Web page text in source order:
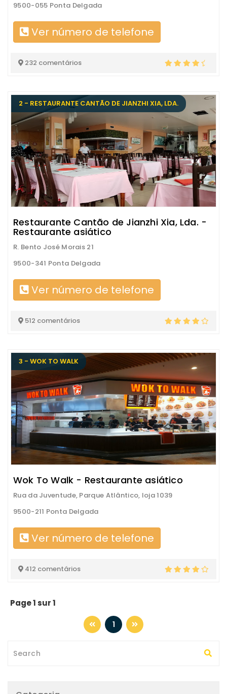
9500-055 Ponta Delgada
Ver número de telefone
232 comentários
2 - RESTAURANTE CANTÃO DE JIANZHI XIA, LDA.
Restaurante Cantão de Jianzhi Xia, Lda. -
Restaurante asiático
R. Bento José Morais 21
9500-341 Ponta Delgada
Ver número de telefone
512 comentários
3 - WOK TO WALK
Wok To Walk - Restaurante asiático
Rua da Juventude, Parque Atlântico, loja 1039
9500-211 Ponta Delgada
Ver número de telefone
412 comentários
Page 1 sur 1
1